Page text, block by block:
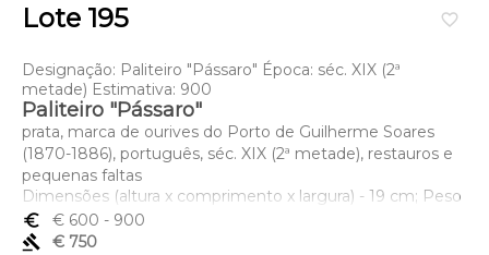
favorite_border
Lote 195
Designação: Paliteiro "Pássaro" Época: séc. XIX (2ª
metade) Estimativa: 900
Paliteiro "Pássaro"
prata, marca de ourives do Porto de Guilherme Soares
(1870-1886), português, séc. XIX (2ª metade), restauros e
pequenas faltas
Dimensões (altura x comprimento x largura) - 19 cm; Peso
- 240 grs.
euro_symbol € 600 - 900
gavel
€ 750